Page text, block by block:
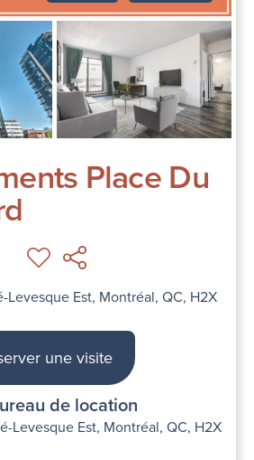
Place Du
Levesque Est, Montréal, QC, H2X
une visite
de location
Levesque Est, Montréal, QC, H2X